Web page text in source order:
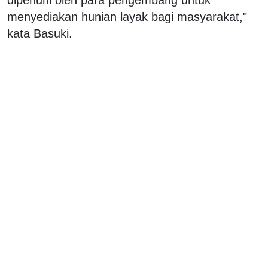
menyediakan hunian layak bagi masyarakat,"
kata Basuki.